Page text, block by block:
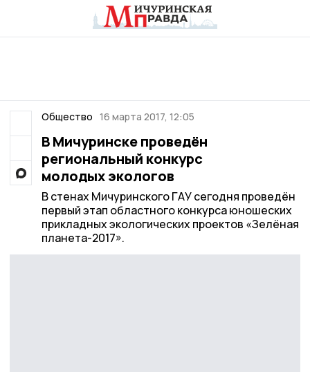
Общество 16 марта 2017, 12:05
В Мичуринске проведён
региональный конкурс
молодых экологов
В стенах Мичуринского ГАУ сегодня проведён
первый этап областного конкурса юношеских
прикладных экологических проектов «Зелёная
планета-2017».